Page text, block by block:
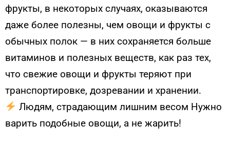
фрукты, в некоторых случаях, оказываются
даже более полезны, чем овощи и фрукты с
обычных полок — в них сохраняется больше
витаминов и полезных веществ, как раз тех,
что свежие овощи и фрукты теряют при
транспортировке, дозревании и хранении.
Людям, страдающим лишним весом Нужно
варить подобные овощи, а не жарить!